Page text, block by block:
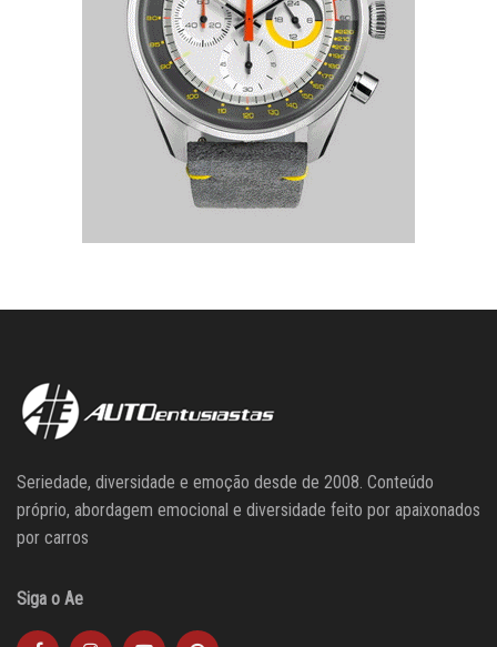
Seriedade, diversidade e emoção desde de 2008. Conteúdo
próprio, abordagem emocional e diversidade feito por apaixonados
por carros
Siga o Ae